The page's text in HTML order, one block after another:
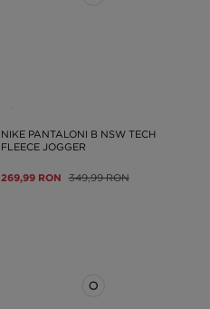
NIKE PANTALONI B NSW TECH
FLEECE JOGGER
269,99 RON 349,99 RON